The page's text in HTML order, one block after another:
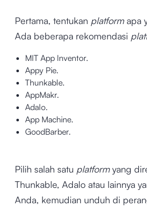
Pertama, tentukan platform apa
Ada beberapa rekomendasi
MIT App Inventor.
Appy Pie.
Thunkable.
AppMakr.
Adalo.
App Machine.
GoodBarber.
Pilih salah satu platformyang
Thunkable, Adalo atau lainnya
Anda, kemudian unduh di